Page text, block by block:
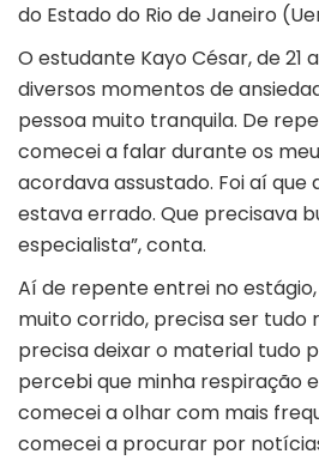
do Estado do Rio de Janeiro
O estudante Kayo César, de 21
diversos momentos de
pessoa muito tranquila. De
comecei a falar durante os
acordava assustado. Foi aí que
estava errado. Que precisava
especialista”, conta.
Aí de repente entrei no
muito corrido, precisa ser tudo
precisa deixar o material tudo
percebi que minha respiração
comecei a olhar com mais
comecei a procurar por